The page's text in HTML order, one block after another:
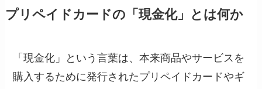
プリペイドカードの「現金化」とは何か
「現金化」という言葉は、本来商品やサービスを
購入するために発行されたプリペイドカードやギ